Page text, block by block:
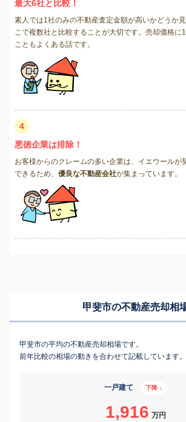
最大6社と比較！
素人では1社のみの不動産査定金額が高いかどうか
こで複数社と比較することが大切です。売却価格に
こともよくある話です。
4
悪徳企業は排除！
お客様からのクレームの多い企業は、イエウールが
できるため、 優良な不動産会社が集まっています。
甲斐市の不動産売却相
甲斐市の平均の不動産売却相場です。
前年比較の相場の動きを合わせて記載しています。
一戸建て 下降 ↓
1,916 万円